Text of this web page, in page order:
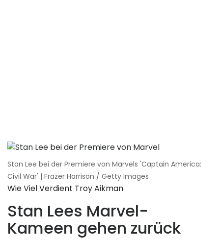
Stan Lee bei der Premiere von Marvels 'Captain America:
Civil War' | Frazer Harrison / Getty Images
Wie Viel Verdient Troy Aikman
Stan Lees Marvel-
Kameen gehen zurück